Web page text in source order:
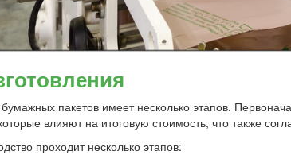
пакетов имеет несколько этапов.
влияют на итоговую стоимость, что также
проходит несколько этапов: